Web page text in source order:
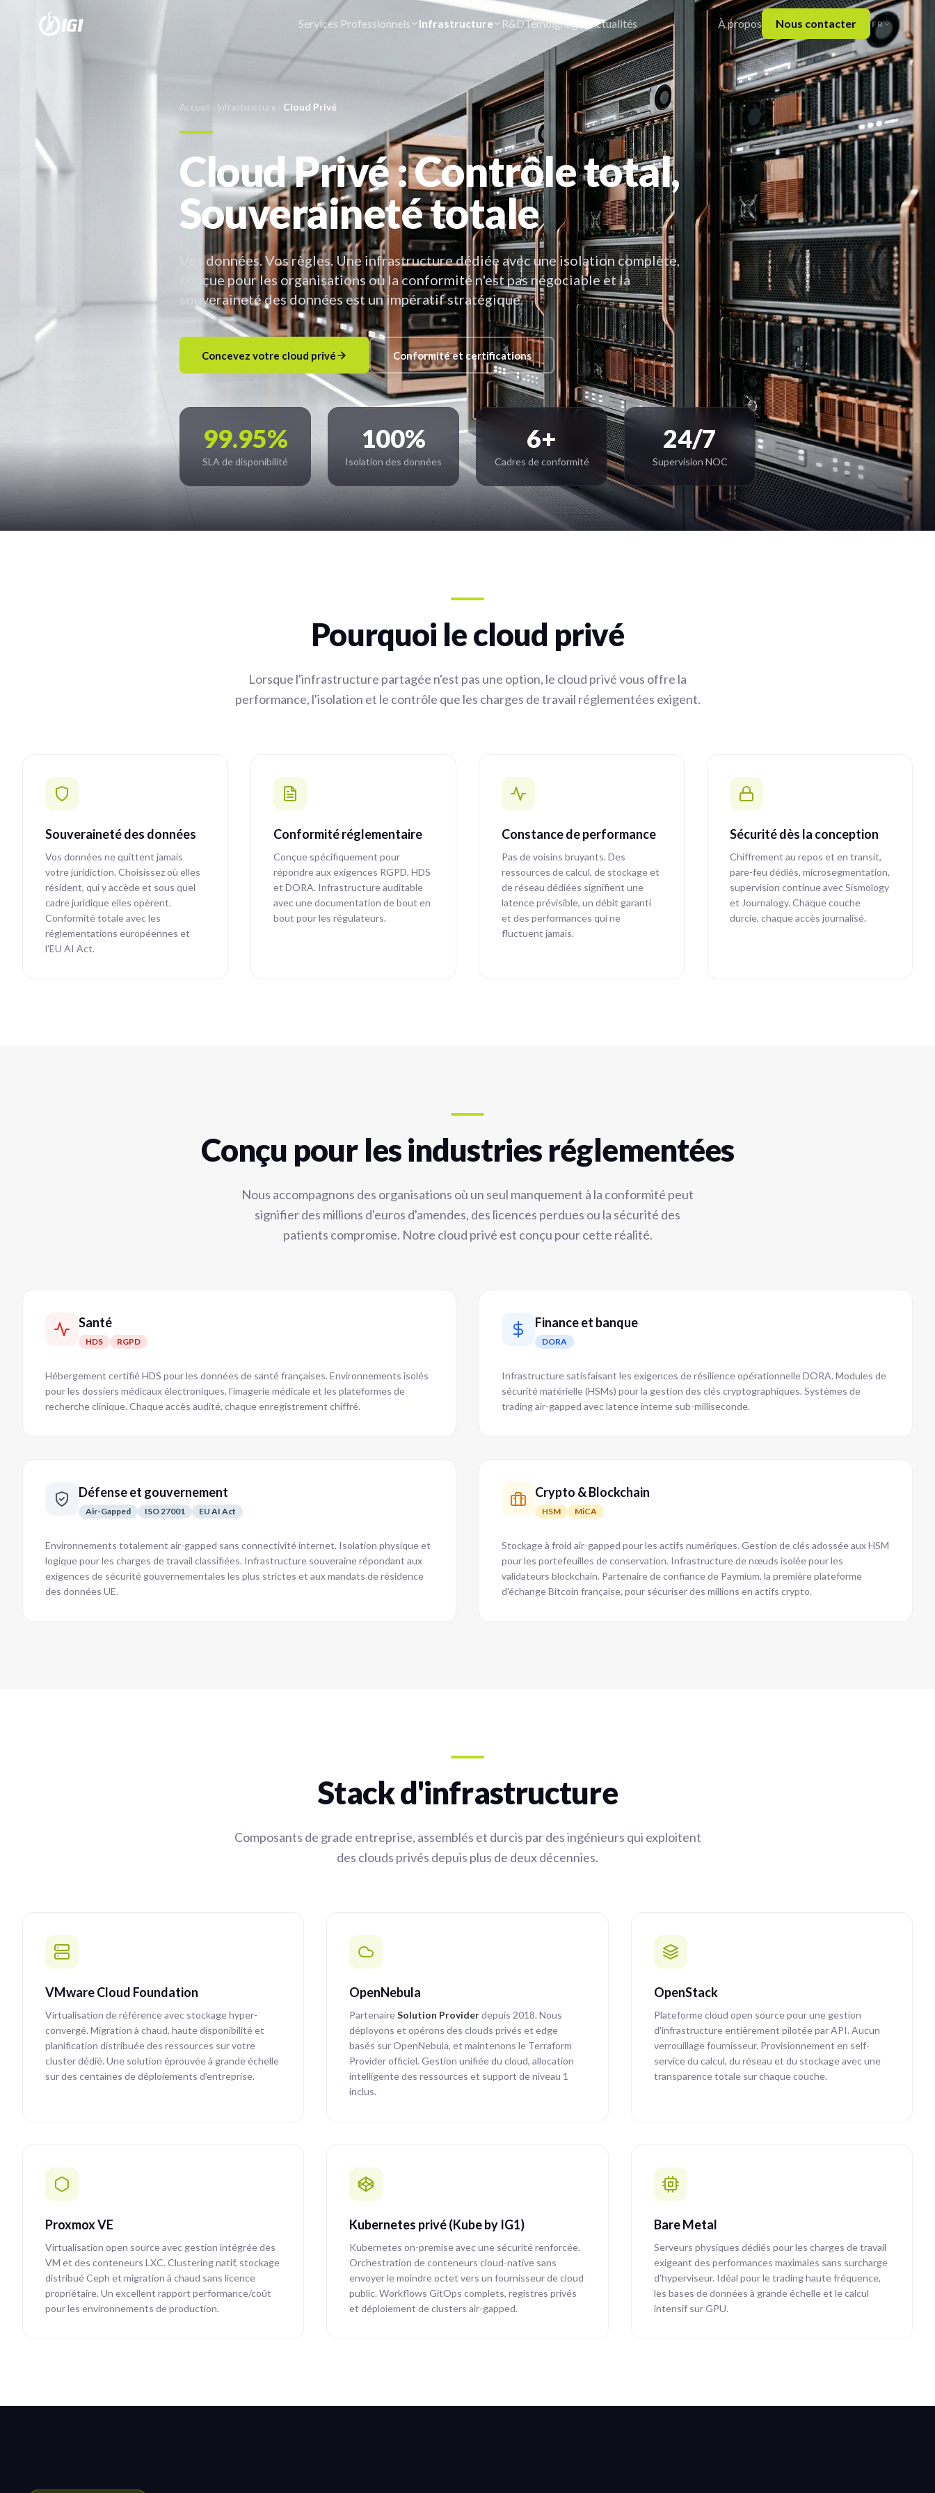
Services Professionnels Infrastructure R&DTémoignages Actualités À propos Nous contacter FR
Accueil › Infrastructure › Cloud Privé
Cloud Privé : Contrôle total,
Souveraineté totale
Vos données. Vos règles. Une infrastructure dédiée avec une isolation complète,
conçue pour les organisations où la conformité n'est pas négociable et la
souveraineté des données est un impératif stratégique.
Concevez votre cloud privé Conformité et certifications
99.95%
SLA de disponibilité
100%
Isolation des données
6+
Cadres de conformité
24/7
Supervision NOC
Pourquoi le cloud privé
Lorsque l'infrastructure partagée n'est pas une option, le cloud privé vous offre la
performance, l'isolation et le contrôle que les charges de travail réglementées exigent.
Souveraineté des données
Vos données ne quittent jamais
votre juridiction. Choisissez où elles
résident, qui y accède et sous quel
cadre juridique elles opèrent.
Conformité totale avec les
réglementations européennes et
l'EU AI Act.
Conformité réglementaire
Conçue spécifiquement pour
répondre aux exigences RGPD, HDS
et DORA. Infrastructure auditable
avec une documentation de bout en
bout pour les régulateurs.
Constance de performance
Pas de voisins bruyants. Des
ressources de calcul, de stockage et
de réseau dédiées signifient une
latence prévisible, un débit garanti
et des performances qui ne
fluctuent jamais.
Sécurité dès la conception
Chiffrement au repos et en transit,
pare-feu dédiés, microsegmentation,
supervision continue avec Sismology
et Journalogy. Chaque couche
durcie, chaque accès journalisé.
Conçu pour les industries réglementées
Nous accompagnons des organisations où un seul manquement à la conformité peut
signifier des millions d'euros d'amendes, des licences perdues ou la sécurité des
patients compromise. Notre cloud privé est conçu pour cette réalité.
Santé
HDS RGPD
Hébergement certifié HDS pour les données de santé françaises. Environnements isolés
pour les dossiers médicaux électroniques, l'imagerie médicale et les plateformes de
recherche clinique. Chaque accès audité, chaque enregistrement chiffré.
Finance et banque
DORA
Infrastructure satisfaisant les exigences de résilience opérationnelle DORA. Modules de
sécurité matérielle (HSMs) pour la gestion des clés cryptographiques. Systèmes de
trading air-gapped avec latence interne sub-milliseconde.
Défense et gouvernement
Air-Gapped ISO 27001 EU AI Act
Environnements totalement air-gapped sans connectivité internet. Isolation physique et
logique pour les charges de travail classifiées. Infrastructure souveraine répondant aux
exigences de sécurité gouvernementales les plus strictes et aux mandats de résidence
des données UE.
Crypto & Blockchain
HSM MiCA
Stockage à froid air-gapped pour les actifs numériques. Gestion de clés adossée aux HSM
pour les portefeuilles de conservation. Infrastructure de nœuds isolée pour les
validateurs blockchain. Partenaire de confiance de Paymium, la première plateforme
d'échange Bitcoin française, pour sécuriser des millions en actifs crypto.
Stack d'infrastructure
Composants de grade entreprise, assemblés et durcis par des ingénieurs qui exploitent
des clouds privés depuis plus de deux décennies.
VMware Cloud Foundation
Virtualisation de référence avec stockage hyper-
convergé. Migration à chaud, haute disponibilité et
planification distribuée des ressources sur votre
cluster dédié. Une solution éprouvée à grande échelle
sur des centaines de déploiements d'entreprise.
OpenNebula
PartenaireSolution Providerdepuis 2018. Nous
déployons et opérons des clouds privés et edge
basés sur OpenNebula, et maintenons le Terraform
Provider officiel. Gestion unifiée du cloud, allocation
intelligente des ressources et support de niveau 1
inclus.
OpenStack
Plateforme cloud open source pour une gestion
d'infrastructure entièrement pilotée par API. Aucun
verrouillage fournisseur. Provisionnement en self-
service du calcul, du réseau et du stockage avec une
transparence totale sur chaque couche.
Proxmox VE
Virtualisation open source avec gestion intégrée des
VM et des conteneurs LXC. Clustering natif, stockage
distribué Ceph et migration à chaud sans licence
propriétaire. Un excellent rapport performance/coût
pour les environnements de production.
Kubernetes privé (Kube by IG1)
Kubernetes on-premise avec une sécurité renforcée.
Orchestration de conteneurs cloud-native sans
envoyer le moindre octet vers un fournisseur de cloud
public. Workflows GitOps complets, registres privés
et déploiement de clusters air-gapped.
Bare Metal
Serveurs physiques dédiés pour les charges de travail
exigeant des performances maximales sans surcharge
d'hyperviseur. Idéal pour le trading haute fréquence,
les bases de données à grande échelle et le calcul
intensif sur GPU.